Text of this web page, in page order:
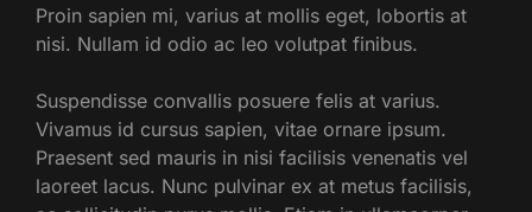
Proin sapien mi, varius at mollis eget, lobortis at
nisi. Nullam id odio ac leo volutpat finibus.
Suspendisse convallis posuere felis at varius.
Vivamus id cursus sapien, vitae ornare ipsum.
Praesent sed mauris in nisi facilisis venenatis vel
laoreet lacus. Nunc pulvinar ex at metus facilisis,